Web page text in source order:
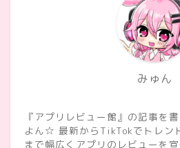
みゅん
『アプリレビュー館』の記事を
よん☆ 最新からTikTokでトレン
まで幅広くアプリのレビューを宣